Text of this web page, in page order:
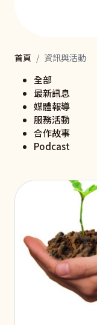
首頁 資訊與活動
全部
最新訊息
媒體報導
服務活動
合作故事
Podcast